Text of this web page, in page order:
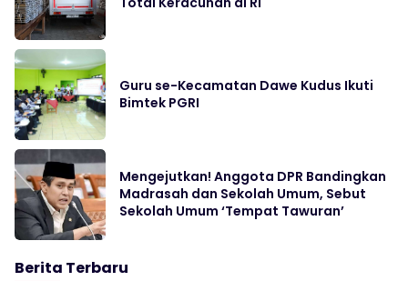
Guru se-Kecamatan Dawe Kudus Ikuti
Bimtek PGRI
Mengejutkan! Anggota DPR Bandingkan
Madrasah dan Sekolah Umum, Sebut
Sekolah Umum ‘Tempat Tawuran’
Berita Terbaru